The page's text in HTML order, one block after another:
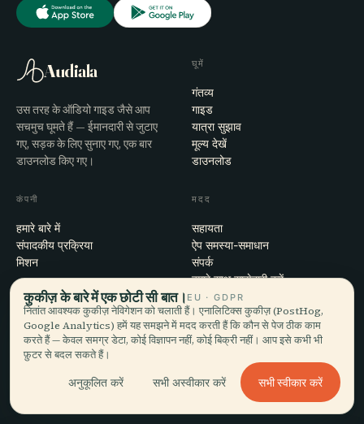
Audiala
उस तरह के ऑडियो गाइड जैसे आप
सचमुच घूमते हैं — ईमानदारी से जुटाए
गए, सड़क के लिए सुनाए गए, एक बार
डाउनलोड किए गए।
घूमें
गंतव्य
गाइड
यात्रा सुझाव
मूल्य देखें
डाउनलोड
कंपनी
हमारे बारे में
संपादकीय प्रक्रिया
मिशन
मदद
सहायता
ऐप समस्या-समाधान
संपर्क
हमारे साथ साझेदारी करें
कानूनी
गोपनीयता
शर्तें
कुकीज़ के बारे में एक छोटी सी बात। EU · GDPR
नितांत आवश्यक कुकीज़ नेविगेशन को चलाती हैं। एनालिटिक्स कुकीज़ (PostHog,
Google Analytics) हमें यह समझने में मदद करती हैं कि कौन से पेज ठीक काम
करते हैं — केवल समग्र डेटा, कोई विज्ञापन नहीं, कोई बिक्री नहीं। आप इसे कभी भी
फ़ुटर से बदल सकते हैं।
अनुकूलित करें सभी अस्वीकार करें सभी स्वीकार करें